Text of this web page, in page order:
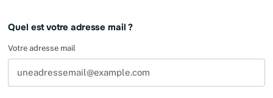
Quel est votre adresse mail ?
Votre adresse mail